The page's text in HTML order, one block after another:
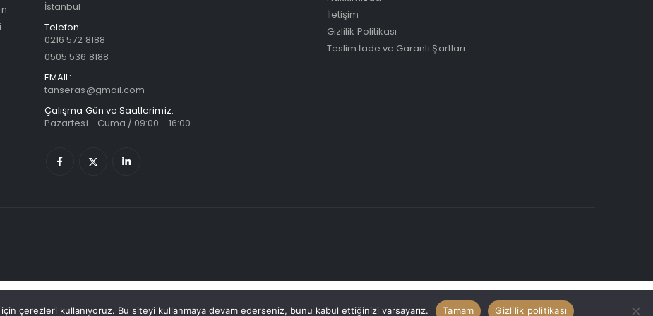
İstanbul
Telefon:
0216 572 8188
0505 536 8188
EMAIL:
tanseras@gmail.com
Çalışma Gün ve Saatlerimiz:
Pazartesi - Cuma / 09:00 - 16:00
İletişim
Gizlilik Politikası
Teslim İade ve Garanti Şartları
çerezleri kullanıyoruz. Bu siteyi kullanmaya devam ederseniz, bunu kabul ettiğinizi varsayarız. Tamam Gizlilik politikası